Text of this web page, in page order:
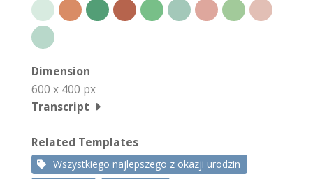
Dimension
600 x 400 px
Transcript
Related Templates
Wszystkiego najlepszego z okazji urodzin